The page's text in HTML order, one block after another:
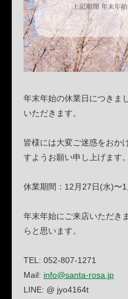
年末年始の休業日につきま
いただきます。
皆様には大変ご迷惑をおか
すようお願い申し上げます。
休業期間：12月27日(水)〜
年末年始にご来店いただき
らと思います。
TEL: 052-807-1271
Mail: info@santa-rosa.jp
LINE: @ jyo4164t